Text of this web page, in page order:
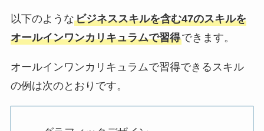
以下のようなビジネススキルを含む47のスキルを
オールインワンカリキュラムで習得できます。
オールインワンカリキュラムで習得できるスキル
の例は次のとおりです。